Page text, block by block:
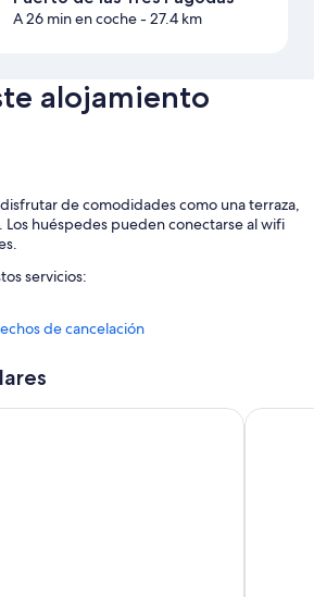
A 26 min en coche- 27.4 km
alojamiento
de comodidades como una terraza,
Los huéspedes pueden conectarse al wifi
servicios:
las 24 horas y asistencia turística y para la
de cancelación